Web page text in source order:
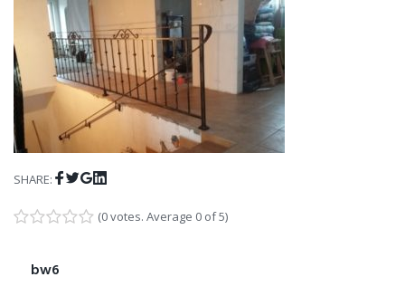
SHARE: Facebook
Twitter
Google+
(0 votes. Average 0of 5)
NAWIGACJA
bw6
Previous